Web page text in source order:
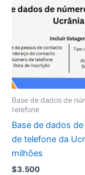
Base de dados de
telefone
Base de dados
de telefone da
milhões
$3.500